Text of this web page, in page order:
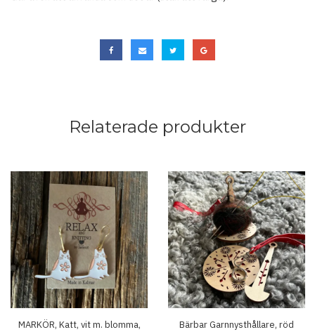
Relaterade produkter
MARKÖR, Katt, vit m. blomma,
Bärbar Garnnysthållare, röd